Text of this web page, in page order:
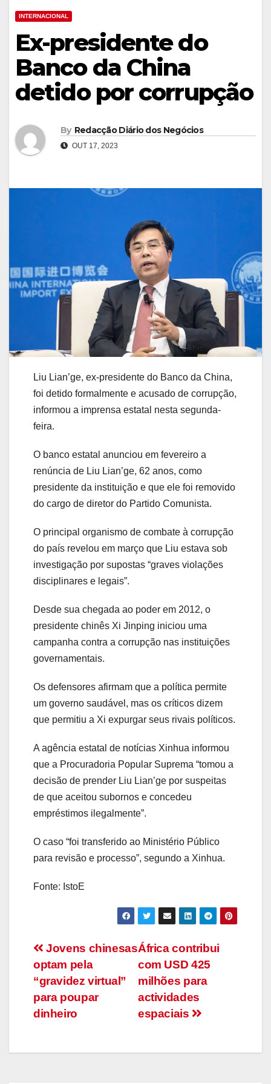
INTERNACIONAL
Ex-presidente do
Banco da China
detido por corrupção
By Redacção Diário dos Negócios
OUT 17, 2023
Liu Lian’ge, ex-presidente do Banco da China,
foi detido formalmente e acusado de corrupção,
informou a imprensa estatal nesta segunda-
feira.
O banco estatal anunciou em fevereiro a
renúncia de Liu Lian’ge, 62 anos, como
presidente da instituição e que ele foi removido
do cargo de diretor do Partido Comunista.
O principal organismo de combate à corrupção
do país revelou em março que Liu estava sob
investigação por supostas “graves violações
disciplinares e legais”.
Desde sua chegada ao poder em 2012, o
presidente chinês Xi Jinping iniciou uma
campanha contra a corrupção nas instituições
governamentais.
Os defensores afirmam que a política permite
um governo saudável, mas os críticos dizem
que permitiu a Xi expurgar seus rivais políticos.
A agência estatal de notícias Xinhua informou
que a Procuradoria Popular Suprema “tomou a
decisão de prender Liu Lian’ge por suspeitas
de que aceitou subornos e concedeu
empréstimos ilegalmente”.
O caso “foi transferido ao Ministério Público
para revisão e processo”, segundo a Xinhua.
Fonte: IstoE
Navegação
de
artigos
África contribui
com USD 425
milhões para
actividades
espaciais
Jovens chinesas
optam pela
“gravidez virtual”
para poupar
dinheiro